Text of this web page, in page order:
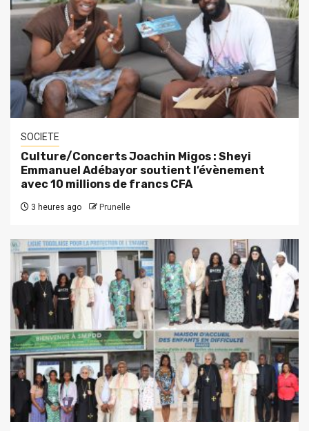
SOCIETE
Culture/Concerts Joachin Migos : Sheyi
Emmanuel Adébayor soutient l’évènement
avec 10 millions de francs CFA
3 heures ago Prunelle